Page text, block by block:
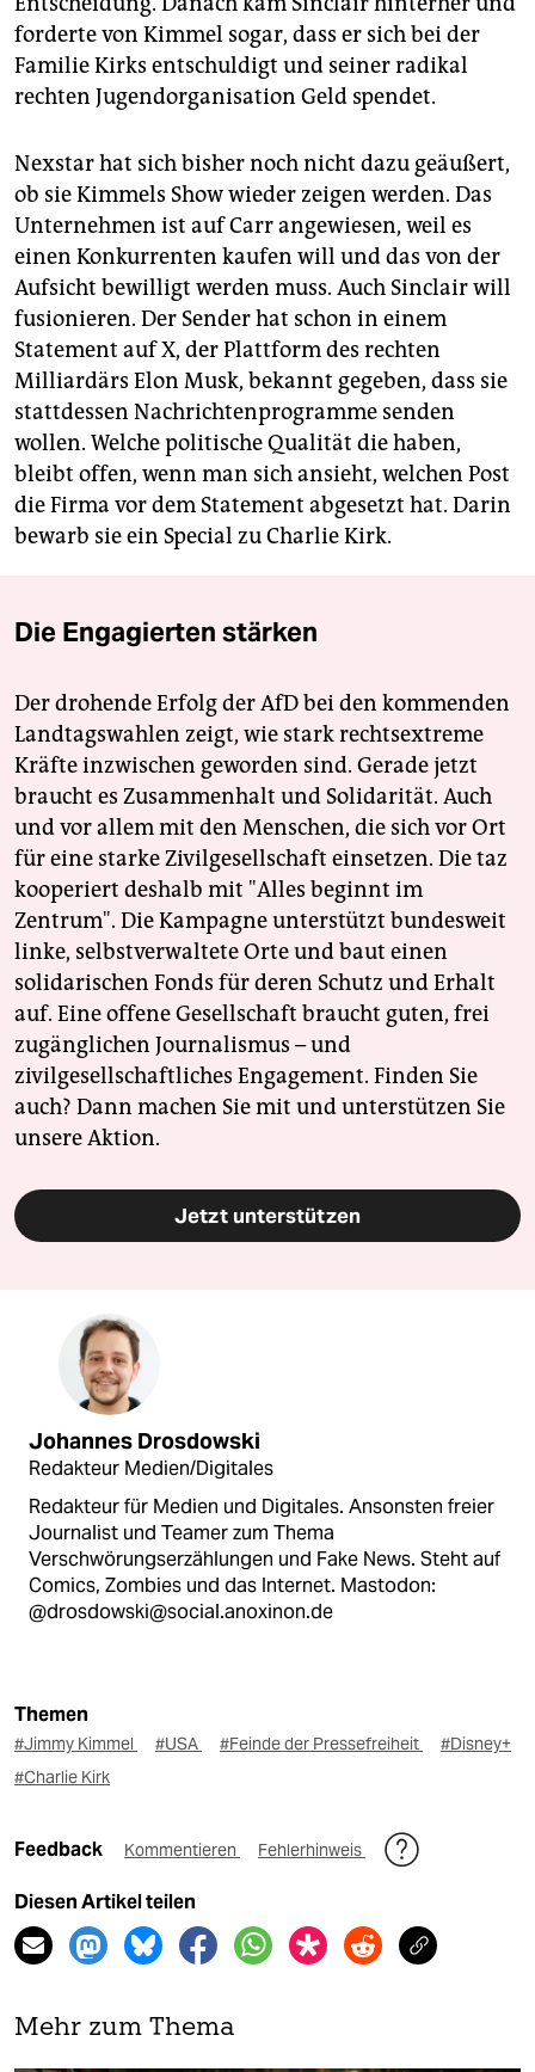
forderte von Kimmel sogar, dass er sich bei der
Familie Kirks entschuldigt und seiner radikal
rechten Jugendorganisation Geld spendet.
Nexstar hat sich bisher noch nicht dazu geäußert,
ob sie Kimmels Show wieder zeigen werden. Das
Unternehmen ist auf Carr angewiesen, weil es
einen Konkurrenten kaufen will und das von der
Aufsicht bewilligt werden muss. Auch Sinclair will
fusionieren. Der Sender hat schon in einem
Statement auf X, der Plattform des rechten
Milliardärs Elon Musk, bekannt gegeben, dass sie
stattdessen Nachrichtenprogramme senden
wollen. Welche politische Qualität die haben,
bleibt offen, wenn man sich ansieht, welchen Post
die Firma vor dem Statement abgesetzt hat. Darin
bewarb sie ein Special zu Charlie Kirk.
Die Engagierten stärken
Der drohende Erfolg der AfD bei den kommenden
Landtagswahlen zeigt, wie stark rechtsextreme
Kräfte inzwischen geworden sind. Gerade jetzt
braucht es Zusammenhalt und Solidarität. Auch
und vor allem mit den Menschen, die sich vor Ort
für eine starke Zivilgesellschaft einsetzen. Die taz
kooperiert deshalb mit "Alles beginnt im
Zentrum". Die Kampagne unterstützt bundesweit
linke, selbstverwaltete Orte und baut einen
solidarischen Fonds für deren Schutz und Erhalt
auf. Eine offene Gesellschaft braucht guten, frei
zugänglichen Journalismus – und
zivilgesellschaftliches Engagement. Finden Sie
auch? Dann machen Sie mit und unterstützen Sie
unsere Aktion.
Jetzt unterstützen
Johannes Drosdowski
Redakteur Medien/Digitales
Redakteur für Medien und Digitales. Ansonsten freier
Journalist und Teamer zum Thema
Verschwörungserzählungen und Fake News. Steht auf
Comics, Zombies und das Internet. Mastodon:
@drosdowski@social.anoxinon.de
Themen
#Jimmy Kimmel #USA #Feinde der Pressefreiheit
#Disney+
#Charlie Kirk
Feedback Kommentieren Fehlerhinweis
Diesen Artikel teilen
Mehr zum Thema